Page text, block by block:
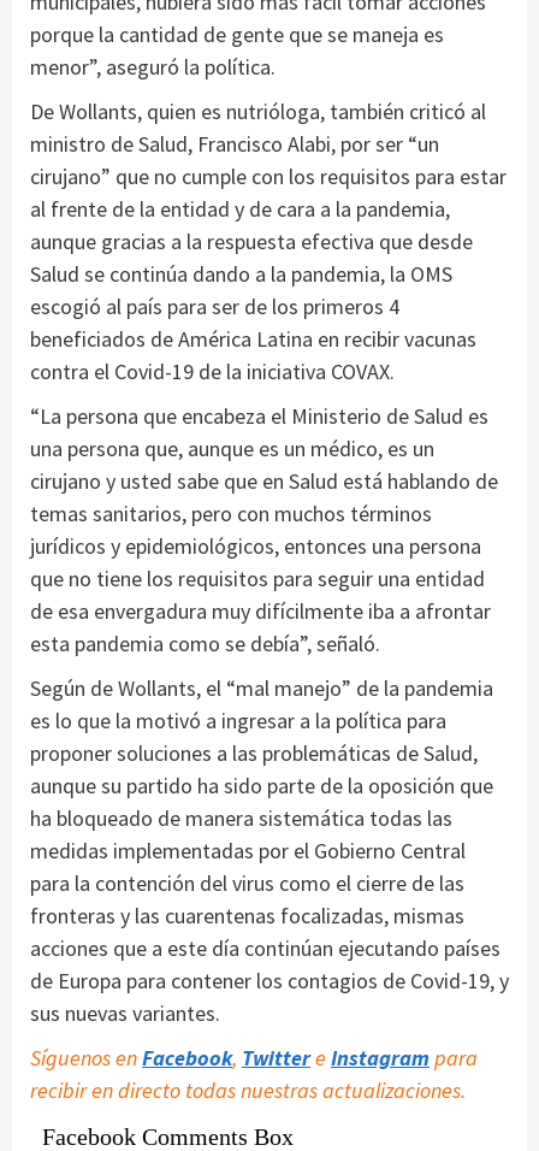
porque la cantidad de gente que se maneja es
menor”, aseguró la política.
De Wollants, quien es nutrióloga, también criticó al
ministro de Salud, Francisco Alabi, por ser “un
cirujano” que no cumple con los requisitos para estar
al frente de la entidad y de cara a la pandemia,
aunque gracias a la respuesta efectiva que desde
Salud se continúa dando a la pandemia, la OMS
escogió al país para ser de los primeros 4
beneficiados de América Latina en recibir vacunas
contra el Covid-19 de la iniciativa COVAX.
“La persona que encabeza el Ministerio de Salud es
una persona que, aunque es un médico, es un
cirujano y usted sabe que en Salud está hablando de
temas sanitarios, pero con muchos términos
jurídicos y epidemiológicos, entonces una persona
que no tiene los requisitos para seguir una entidad
de esa envergadura muy difícilmente iba a afrontar
esta pandemia como se debía”, señaló.
Según de Wollants, el “mal manejo” de la pandemia
es lo que la motivó a ingresar a la política para
proponer soluciones a las problemáticas de Salud,
aunque su partido ha sido parte de la oposición que
ha bloqueado de manera sistemática todas las
medidas implementadas por el Gobierno Central
para la contención del virus como el cierre de las
fronteras y las cuarentenas focalizadas, mismas
acciones que a este día continúan ejecutando países
de Europa para contener los contagios de Covid-19, y
sus nuevas variantes.
Síguenos enFacebook, Twittere Instagram para
recibir en directo todas nuestras actualizaciones.
Facebook Comments Box